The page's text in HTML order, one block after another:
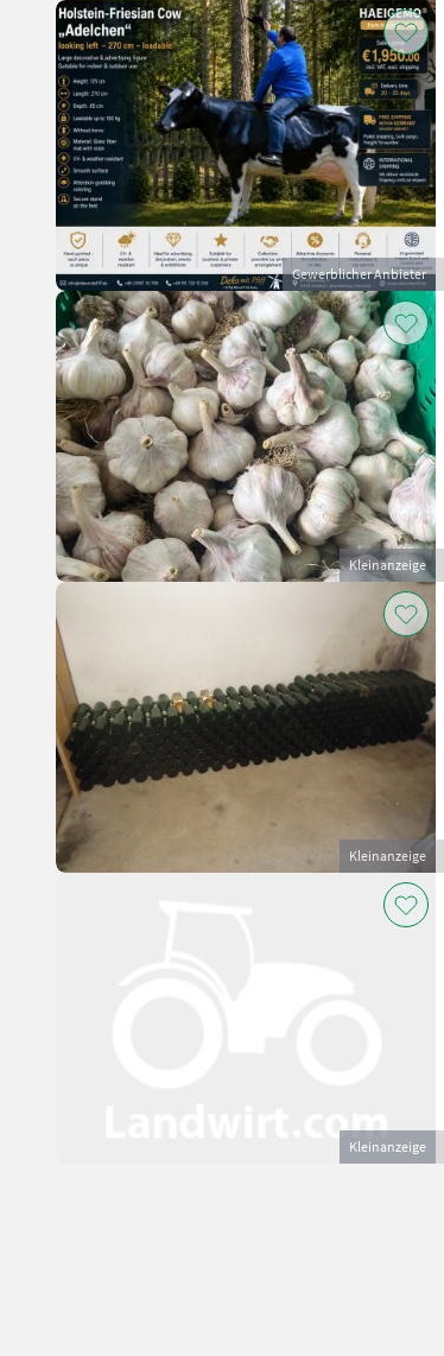
Gewerblicher Anbieter
Kleinanzeige
Kleinanzeige
Kleinanzeige